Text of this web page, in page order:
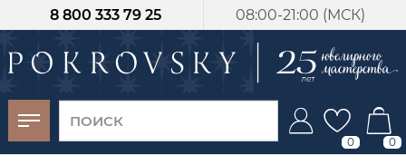
08:00-21:00 (МСК)
8 800 333 79 25
0 0
-30%
от 15 дней с
момента оплаты